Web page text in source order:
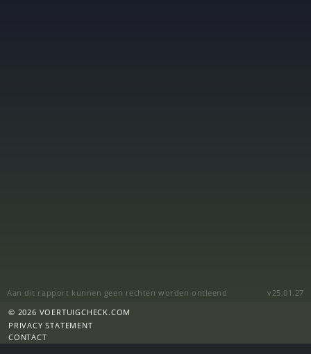
Aan dit rapport kunnen geen rechten worden ontleend
v25.01.27
© 2026 VOERTUIGCHECK.COM
PRIVACY STATEMENT
CONTACT